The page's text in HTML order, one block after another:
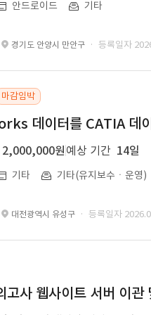
안드로이드 기타
경기도 안양시 만안구 · 등록일자
마감임박
데이터를 CATIA 데
2,000,000원 예상 기간 14일
기타 기타(유지보수ㆍ운영)
대전광역시 유성구 · 등록일자
고사 웹사이트 서버 이관